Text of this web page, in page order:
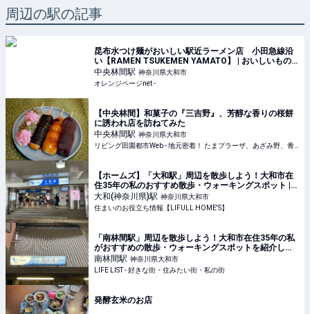
周辺の駅の記事
昆布水つけ麺がおいしい駅近ラーメン店 小田急線沿
い【RAMEN TSUKEMEN YAMATO】 | おいしいもの
発見 | オレンジページnet
中央林間駅 神奈川県大和市
オレンジページnet -
【中央林間】和菓子の『三吉野』、芳醇な香りの桜餅
に誘われ店を訪ねてみた
中央林間駅 神奈川県大和市
【ホームズ】「大和駅」周辺を散歩しよう！大和市在
住35年の私のおすすめ散歩・ウォーキングスポット |
住まいのお役立ち情報
大和(神奈川県)駅 神奈川県大和市
住まいのお役立ち情報【LIFULL HOME'S】
「南林間駅」周辺を散歩しよう！大和市在住35年の私
がおすすめの散歩・ウォーキングスポットを紹介しま
す - LIFE LIST - 好きな街・住みたい街・私の街
南林間駅 神奈川県大和市
LIFE LIST - 好きな街・住みたい街・私の街
発酵玄米のお店